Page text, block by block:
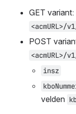
GET variant:
POST
<acmURL>/
insz
velden